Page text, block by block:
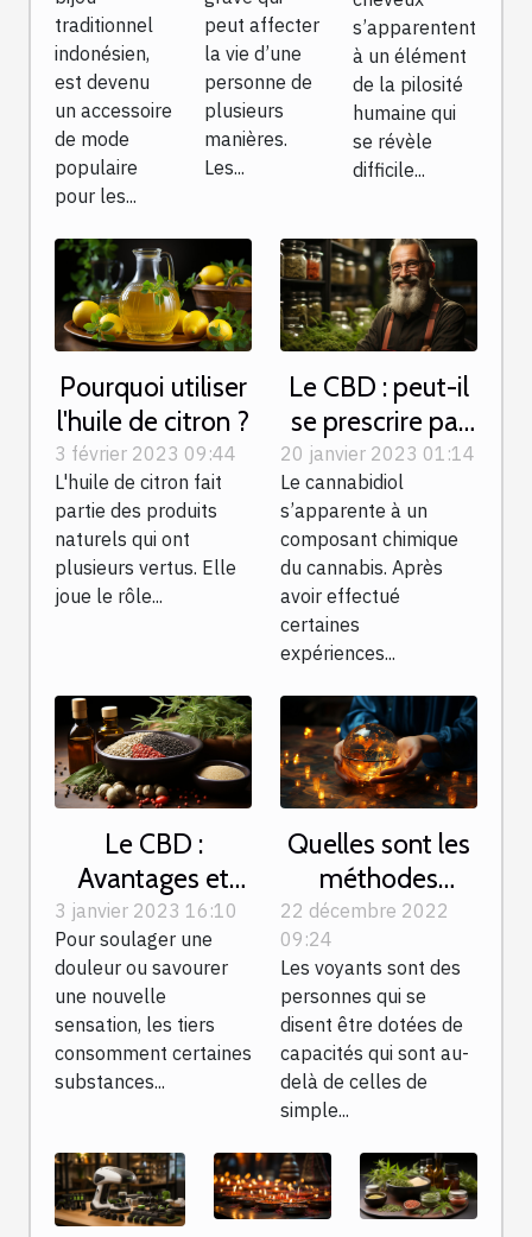
traditionnel
indonésien,
est devenu
un accessoire
de mode
populaire
pour les...
peut affecter
la vie d’une
personne de
plusieurs
manières.
Les...
s’apparentent
à un élément
de la pilosité
humaine qui
se révèle
difficile...
Pourquoi utiliser
l'huile de citron ?
3 février 2023 09:44
L'huile de citron fait
partie des produits
naturels qui ont
plusieurs vertus. Elle
joue le rôle...
Le CBD : peut-il
se prescrire par
un médecin ?
20 janvier 2023 01:14
Le cannabidiol
s’apparente à un
composant chimique
du cannabis. Après
avoir effectué
certaines
expériences...
Le CBD :
Avantages et
inconvénients
3 janvier 2023 16:10
Pour soulager une
douleur ou savourer
une nouvelle
sensation, les tiers
consomment certaines
substances...
Quelles sont les
méthodes
employées dans
la voyance ?
22 décembre 2022
09:24
Les voyants sont des
personnes qui se
disent être dotées de
capacités qui sont au-
delà de celles de
simple...